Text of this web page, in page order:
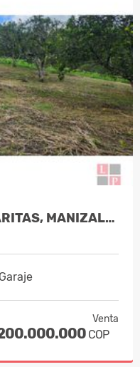
VENTA LOTE LAS MARGARITAS, MANIZALES…
Venta
COP